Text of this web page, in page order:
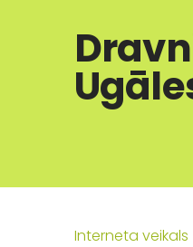
Interneta veikals